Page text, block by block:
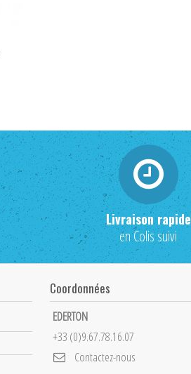
Livraison rapide
en Colis suivi
Coordonnées
EDERTON
+33 (0)9.67.78.16.07
Contactez-nous